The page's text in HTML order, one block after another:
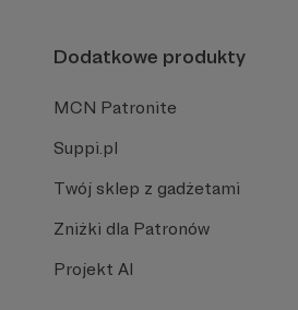
Dodatkowe produkty
MCN Patronite
Suppi.pl
Twój sklep z gadżetami
Zniżki dla Patronów
Projekt AI